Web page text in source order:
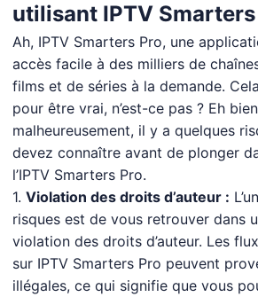
utilisant IPTV Smarters
Ah, IPTV Smarters Pro, une
accès facile à des milliers de
films et de séries à la demande.
pour être vrai, n’est-ce pas ? Eh
malheureusement, il y a quelques
devez connaître avant de plonger
l’IPTV Smarters Pro.
1. Violation des droits d’auteur :
risques est de vous retrouver dans
violation des droits d’auteur. Les
sur IPTV Smarters Pro peuvent
illégales, ce qui signifie que vous